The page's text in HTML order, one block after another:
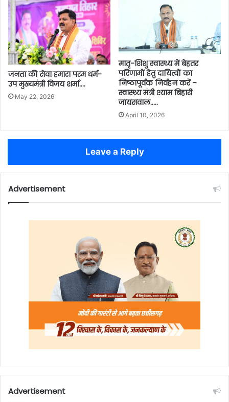
जनता की सेवा हमारा परम धर्म-
उप मुख्यमंत्री विजय शर्मा….
May 22, 2026
मातृ-शिशु स्वास्थ्य में बेहतर
परिणामों हेतु दायित्वों का
निष्ठापूर्वक निर्वहन करें –
स्वास्थ्य मंत्री श्याम बिहारी
जायसवाल…..
April 10, 2026
Leave a Reply
Advertisement
Advertisement